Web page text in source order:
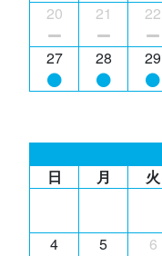
20 21 22
27 28 29
日
月 火
4 5 6